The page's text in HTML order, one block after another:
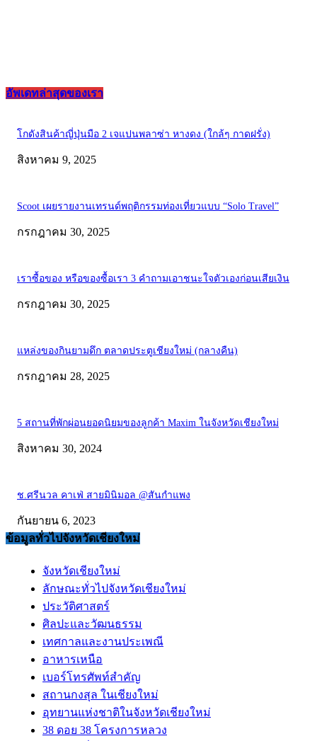
อัพเดทล่าสุดของเรา
โกดังสินค้าญี่ปุ่นมือ 2 เจแปนพลาซ่า หางดง (ใกล้ๆ กาดฝรั่ง)
สิงหาคม 9, 2025
Scoot เผยรายงานเทรนด์พฤติกรรมท่องเที่ยวแบบ “Solo Travel”
กรกฎาคม 30, 2025
เราซื้อของ หรือของซื้อเรา 3 คำถามเอาชนะใจตัวเองก่อนเสียเงิน
กรกฎาคม 30, 2025
แหล่งของกินยามดึก ตลาดประตูเชียงใหม่ (กลางคืน)
กรกฎาคม 28, 2025
5 สถานที่พักผ่อนยอดนิยมของลูกค้า Maxim ในจังหวัดเชียงใหม่
สิงหาคม 30, 2024
ช.ศรีนวล คาเฟ่ สายมินิมอล @สันกำแพง
กันยายน 6, 2023
ข้อมูลทั่วไปจังหวัดเชียงใหม่
จังหวัดเชียงใหม่
ลักษณะทั่วไปจังหวัดเชียงใหม่
ประวัติศาสตร์
ศิลปะและวัฒนธรรม
เทศกาลและงานประเพณี
อาหารเหนือ
เบอร์โทรศัพท์สำคัญ
สถานกงสุล ในเชียงใหม่
อุทยานแห่งชาติในจังหวัดเชียงใหม่
38 ดอย 38 โครงการหลวง